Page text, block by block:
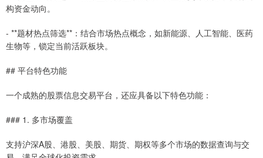
构资金动向。
- **题材热点筛选**：结合市场热点概念，如新能源、人工智能、医药
生物等，锁定当前活跃板块。
## 平台特色功能
一个成熟的股票信息交易平台，还应具备以下特色功能：
### 1. 多市场覆盖
支持沪深A股、港股、美股、期货、期权等多个市场的数据查询与交